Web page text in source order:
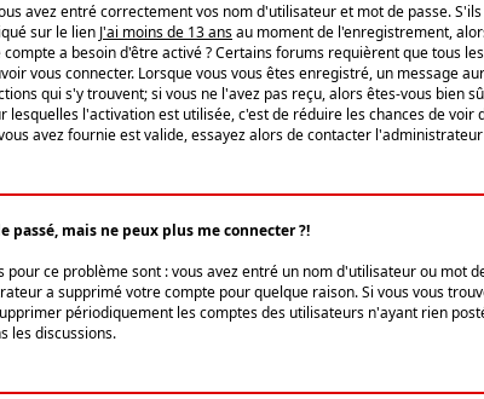
avez entré correctement vos nom d'utilisateur et mot de passe.
sur le lien J'ai moins de 13 ansau moment de l'enregistrement,
a besoin d'être activé ? Certains forums requièrent que tous
vous connecter. Lorsque vous vous êtes enregistré, un message
qui s'y trouvent; si vous ne l'avez pas reçu, alors êtes-vous bien
lesquelles l'activation est utilisée, c'est de réduire les chances de
avez fournie est valide, essayez alors de contacter
passé, mais ne peux plus me connecter ?!
pour ce problème sont : vous avez entré un nom d'utilisateur ou mot
a supprimé votre compte pour quelque raison. Si vous vous
périodiquement les comptes des utilisateurs n'ayant rien
les discussions.